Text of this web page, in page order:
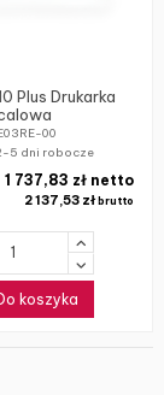
Plus Drukarka
00
5 dni robocze
2 137,53 złbrutto
1 737,83 zł netto
koszyka